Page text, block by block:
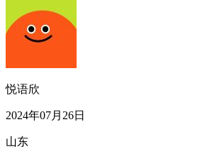
悦语欣
2024年07月26日
山东